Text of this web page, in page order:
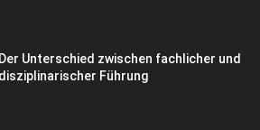
Der Unterschied zwischen fachlicher und
disziplinarischer Führung